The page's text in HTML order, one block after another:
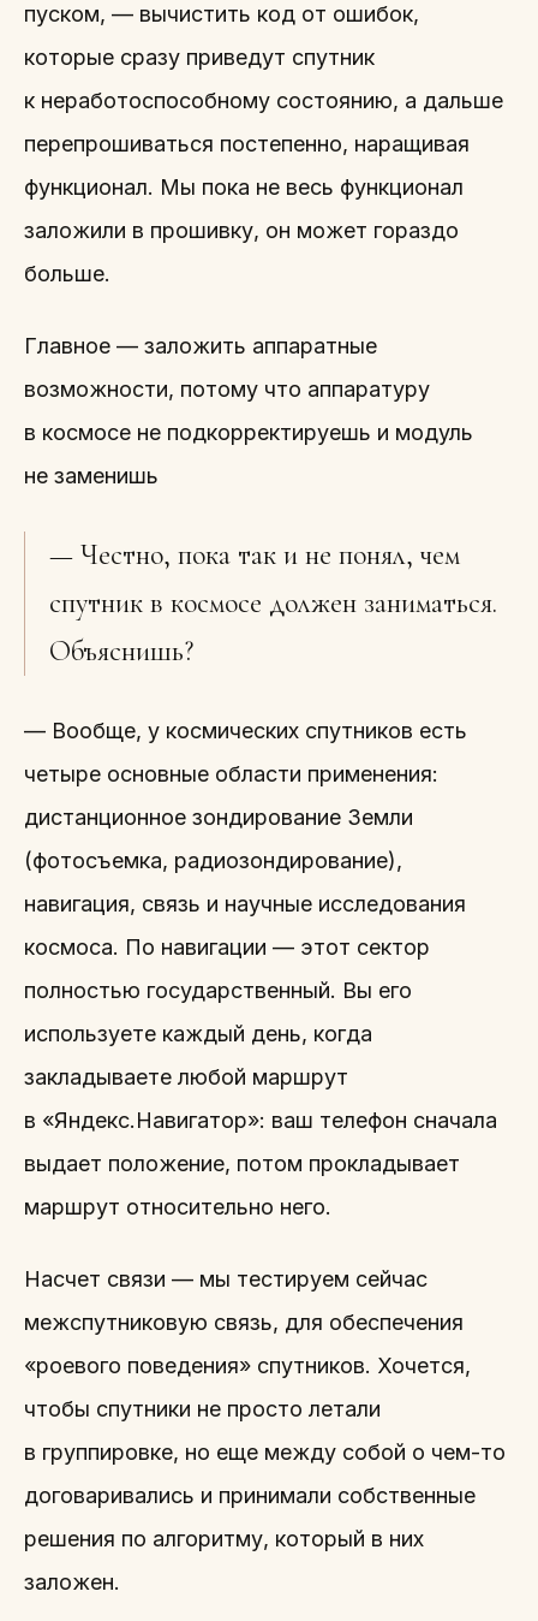
пуском, — вычистить код от ошибок,
которые сразу приведут спутник
к неработоспособному состоянию, а дальше
перепрошиваться постепенно, наращивая
функционал. Мы пока не весь функционал
заложили в прошивку, он может гораздо
больше.
Главное — заложить аппаратные
возможности, потому что аппаратуру
в космосе не подкорректируешь и модуль
не заменишь
— Честно, пока так и не понял, чем
спутник в космосе должен заниматься.
Объяснишь?
— Вообще, у космических спутников есть
четыре основные области применения:
дистанционное зондирование Земли
(фотосъемка, радиозондирование),
навигация, связь и научные исследования
космоса. По навигации — этот сектор
полностью государственный. Вы его
используете каждый день, когда
закладываете любой маршрут
в «Яндекс.Навигатор»: ваш телефон сначала
выдает положение, потом прокладывает
маршрут относительно него.
Насчет связи — мы тестируем сейчас
межспутниковую связь, для обеспечения
«роевого поведения» спутников. Хочется,
чтобы спутники не просто летали
в группировке, но еще между собой о чем-то
договаривались и принимали собственные
решения по алгоритму, который в них
заложен.